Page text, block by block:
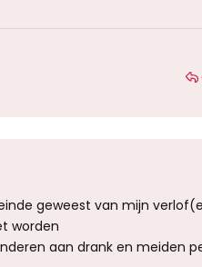
geweest van mijn
worden
aan drank en meiden